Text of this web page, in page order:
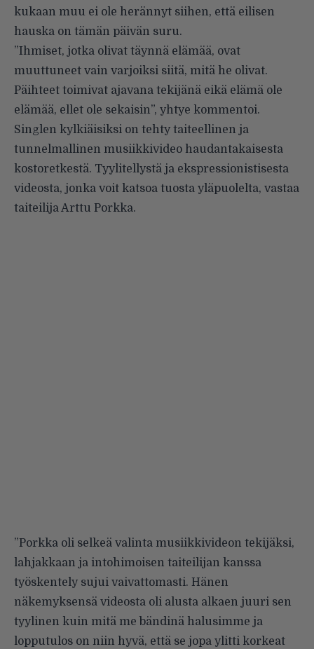
kukaan muu ei ole herännyt siihen, että eilisen
hauska on tämän päivän suru.
”Ihmiset, jotka olivat täynnä elämää, ovat
muuttuneet vain varjoiksi siitä, mitä he olivat.
Päihteet toimivat ajavana tekijänä eikä elämä ole
elämää, ellet ole sekaisin”, yhtye kommentoi.
Singlen kylkiäisiksi on tehty taiteellinen ja
tunnelmallinen musiikkivideo haudantakaisesta
kostoretkestä. Tyylitellystä ja ekspressionistisesta
videosta, jonka voit katsoa tuosta yläpuolelta, vastaa
taiteilija Arttu Porkka.
”Porkka oli selkeä valinta musiikkivideon tekijäksi,
lahjakkaan ja intohimoisen taiteilijan kanssa
työskentely sujui vaivattomasti. Hänen
näkemyksensä videosta oli alusta alkaen juuri sen
tyylinen kuin mitä me bändinä halusimme ja
lopputulos on niin hyvä, että se jopa ylitti korkeat